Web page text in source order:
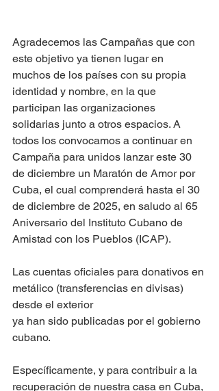
Agradecemos las Campañas que con
este objetivo ya tienen lugar en
muchos de los países con su propia
identidad y nombre, en la que
participan las organizaciones
solidarias junto a otros espacios. A
todos los convocamos a continuar en
Campaña para unidos lanzar este 30
de diciembre un Maratón de Amor por
Cuba, el cual comprenderá hasta el 30
de diciembre de 2025, en saludo al 65
Aniversario del Instituto Cubano de
Amistad con los Pueblos (ICAP).
Las cuentas oficiales para donativos en
metálico (transferencias en divisas)
desde el exterior
ya han sido publicadas por el gobierno
cubano.
Específicamente, y para contribuir a la
recuperación de nuestra casa en Cuba,